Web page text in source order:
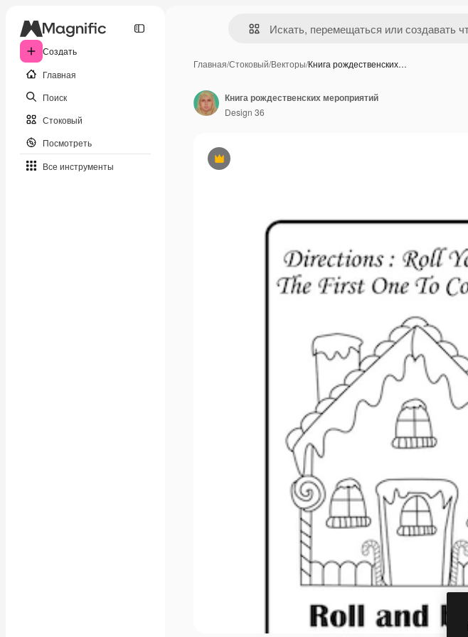
Создать
Главная
Поиск
Стоковый
Посмотреть
Все инструменты
Главная/Стоковый/Векторы/Книга рождественских…
Премиум
Книга рождественских мероприятий
Design 36